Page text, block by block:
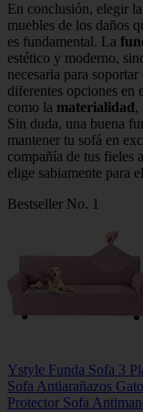
En conclusión, elegir
muebles de los daños
es fundamental. La
estético y moderno,
necesaria para
diferentes opciones en
como la materialidad ,
Sin duda, una buena
mantener tu sofá en
compañía de tus fieles
elige sabiamente para
Bestseller No. 1
Ystyle Funda Sofa 3
Sofa Antiarañazos
Protector Sofa